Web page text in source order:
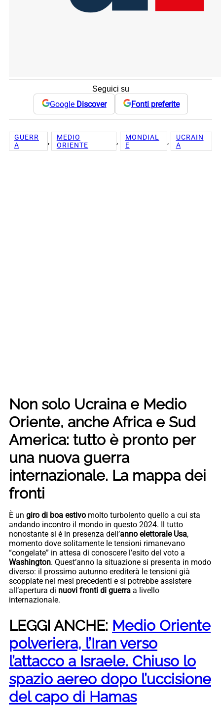
Seguici su
Google Discover Fonti preferite
GUERR
A
,
MEDIO
ORIENTE
,
MONDIAL
E
,
UCRAIN
A
Non solo Ucraina e Medio
Oriente, anche Africa e Sud
America: tutto è pronto per
una nuova guerra
internazionale. La mappa dei
fronti
È un giro di boa estivo molto turbolento quello a cui sta
andando incontro il mondo in questo 2024. Il tutto
nonostante si è in presenza dell’anno elettorale Usa,
momento dove solitamente le tensioni rimanevano
“congelate” in attesa di conoscere l’esito del voto a
Washington. Quest’anno la situazione si presenta in modo
diverso: il prossimo autunno erediterà le tensioni già
scoppiate nei mesi precedenti e si potrebbe assistere
all’apertura di nuovi fronti di guerra a livello
internazionale.
LEGGI ANCHE: Medio Oriente
polveriera, l’Iran verso
l’attacco a Israele. Chiuso lo
spazio aereo dopo l’uccisione
del capo di Hamas